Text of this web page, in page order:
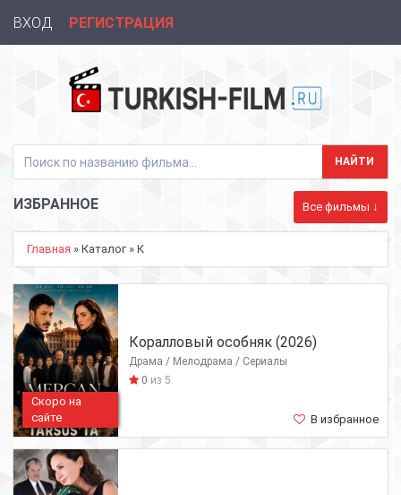
ВХОД РЕГИСТРАЦИЯ
ИЗБРАННОЕ Все фильмы ↓
Главная » Каталог » К
Скоро на
сайте
Коралловый особняк (2026)
Драма / Мелодрама / Сериалы
0 из 5
В избранное